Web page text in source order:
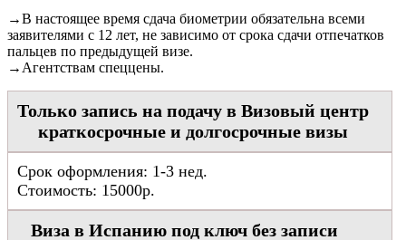
→В настоящее время сдача биометрии обязательна всеми
заявителями с 12 лет, не зависимо от срока сдачи отпечатков
пальцев по предыдущей визе.
→Агентствам спеццены.
Только запись на подачу в Визовый центр
краткосрочные и долгосрочные визы
Срок оформления: 1-3 нед.
Стоимость: 15000р.
Виза в Испанию под ключ без записи